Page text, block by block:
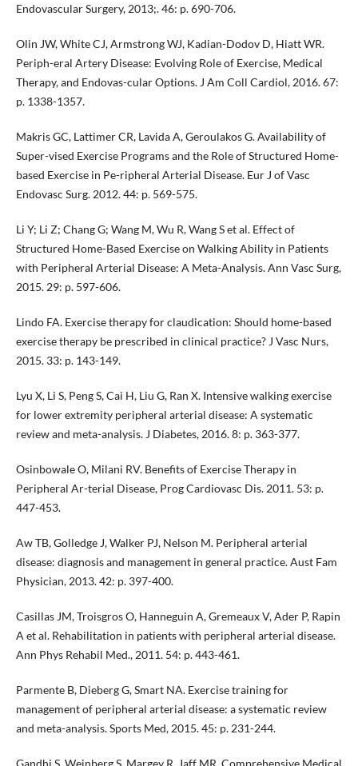
Endovascular Surgery, 2013;. 46: p. 690-706.
Olin JW, White CJ, Armstrong WJ, Kadian-Dodov D, Hiatt WR.
Periph-eral Artery Disease: Evolving Role of Exercise, Medical
Therapy, and Endovas-cular Options. J Am Coll Cardiol, 2016. 67:
p. 1338-1357.
Makris GC, Lattimer CR, Lavida A, Geroulakos G. Availability of
Super-vised Exercise Programs and the Role of Structured Home-
based Exercise in Pe-ripheral Arterial Disease. Eur J of Vasc
Endovasc Surg. 2012. 44: p. 569-575.
Li Y; Li Z; Chang G; Wang M, Wu R, Wang S et al. Effect of
Structured Home-Based Exercise on Walking Ability in Patients
with Peripheral Arterial Disease: A Meta-Analysis. Ann Vasc Surg,
2015. 29: p. 597-606.
Lindo FA. Exercise therapy for claudication: Should home-based
exercise therapy be prescribed in clinical practice? J Vasc Nurs,
2015. 33: p. 143-149.
Lyu X, Li S, Peng S, Cai H, Liu G, Ran X. Intensive walking exercise
for lower extremity peripheral arterial disease: A systematic
review and meta-analysis. J Diabetes, 2016. 8: p. 363-377.
Osinbowale O, Milani RV. Benefits of Exercise Therapy in
Peripheral Ar-terial Disease, Prog Cardiovasc Dis. 2011. 53: p.
447-453.
Aw TB, Golledge J, Walker PJ, Nelson M. Peripheral arterial
disease: diagnosis and management in general practice. Aust Fam
Physician, 2013. 42: p. 397-400.
Casillas JM, Troisgros O, Hanneguin A, Gremeaux V, Ader P, Rapin
A et al. Rehabilitation in patients with peripheral arterial disease.
Ann Phys Rehabil Med., 2011. 54: p. 443-461.
Parmente B, Dieberg G, Smart NA. Exercise training for
management of peripheral arterial disease: a systematic review
and meta-analysis. Sports Med, 2015. 45: p. 231-244.